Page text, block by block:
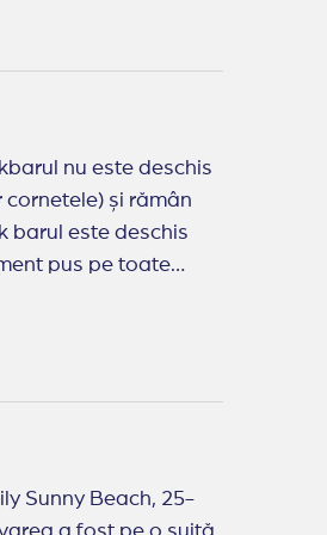
și rămân
barul este deschis
pus pe toate
Sunny Beach, 25-